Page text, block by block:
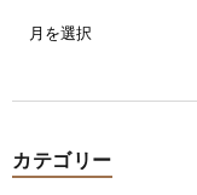
カテゴリー